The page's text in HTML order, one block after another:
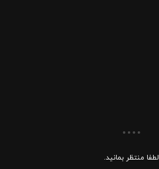
لطفا منتظر بمانید.